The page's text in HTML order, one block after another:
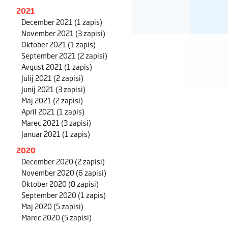
2021
December 2021 (1 zapis)
November 2021 (3 zapisi)
Oktober 2021 (1 zapis)
September 2021 (2 zapisi)
Avgust 2021 (1 zapis)
Julij 2021 (2 zapisi)
Junij 2021 (3 zapisi)
Maj 2021 (2 zapisi)
April 2021 (1 zapis)
Marec 2021 (3 zapisi)
Januar 2021 (1 zapis)
2020
December 2020(2 zapisi)
November 2020(6 zapisi)
Oktober 2020(8 zapisi)
September 2020(1 zapis)
Maj 2020(5 zapisi)
Marec 2020(5 zapisi)